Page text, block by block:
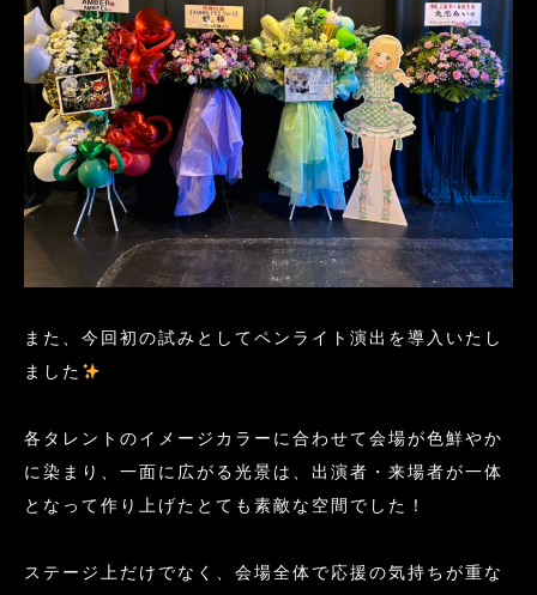
また、今回初の試みとしてペンライト演出を導入いたし
ました
各タレントのイメージカラーに合わせて会場が色鮮やか
に染まり、一面に広がる光景は、出演者・来場者が一体
となって作り上げたとても素敵な空間でした！
ステージ上だけでなく、会場全体で応援の気持ちが重な